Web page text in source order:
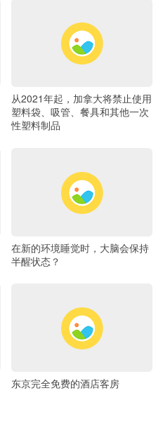
从2021年起，加拿大将禁止使用
塑料袋、吸管、餐具和其他一次
性塑料制品
在新的环境睡觉时，大脑会保持
半醒状态？
东京完全免费的酒店客房